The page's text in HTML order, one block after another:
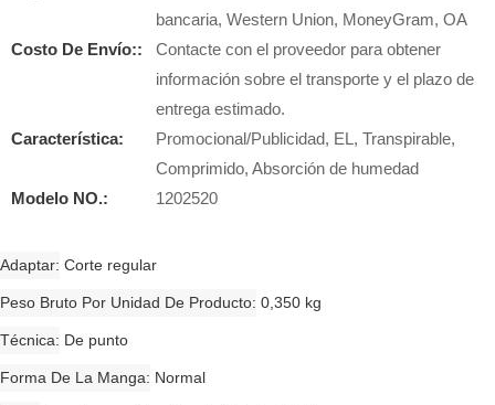
bancaria, Western Union, MoneyGram, OA
Costo De Envío::
Contacte con el proveedor para obtener
información sobre el transporte y el plazo de
entrega estimado.
Característica:
Promocional/Publicidad, EL, Transpirable,
Comprimido, Absorción de humedad
Modelo NO.:
1202520
Adaptar Corte regular
Peso Bruto Por Unidad De Producto 0,350 kg
Técnica De punto
Forma De La Manga Normal